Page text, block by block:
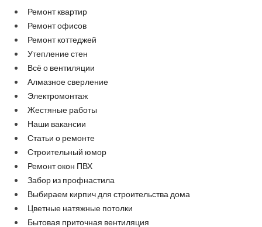
Ремонт квартир
Ремонт офисов
Ремонт коттеджей
Утепление стен
Всё о вентиляции
Алмазное сверление
Электромонтаж
Жестяные работы
Наши вакансии
Статьи о ремонте
Строительный юмор
Ремонт окон ПВХ
Забор из профнастила
Выбираем кирпич для строительства дома
Цветные натяжные потолки
Бытовая приточная вентиляция